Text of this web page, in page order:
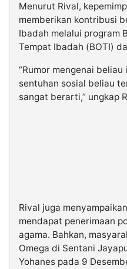
Menurut Rival,
memberikan kontribusi
Ibadah melalui program
Tempat Ibadah (BOTI)
“Rumor mengenai
sentuhan sosial beliau
sangat berarti,” ungkap
Rival juga
mendapat penerimaan
agama. Bahkan,
Omega di Sentani
Yohanes pada 9